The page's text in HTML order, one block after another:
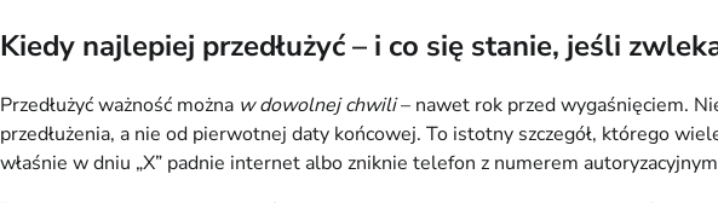
Kiedy najlepiej przedłużyć – i co się stanie, jeśli
Przedłużyć ważność można w dowolnej chwili– nawet rok przed wygaśnięciem.
przedłużenia, a nie od pierwotnej daty końcowej. To istotny szczegół, którego
właśnie w dniu „X” padnie internet albo zniknie telefon z numerem